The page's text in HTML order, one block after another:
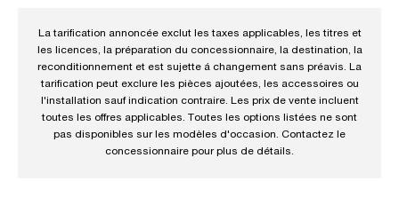
La tarification annoncée exclut les taxes applicables, les titres et
les licences, la préparation du concessionnaire, la destination, la
reconditionnement et est sujette á changement sans préavis. La
tarification peut exclure les pièces ajoutées, les accessoires ou
l'installation sauf indication contraire. Les prix de vente incluent
toutes les offres applicables. Toutes les options listées ne sont
pas disponibles sur les modèles d'occasion. Contactez le
concessionnaire pour plus de détails.